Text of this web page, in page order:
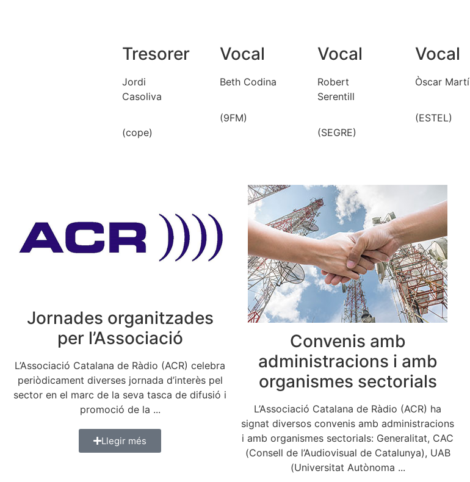
Tresorer
Jordi
Casoliva
(cope)
Vocal
Beth Codina
(9FM)
Vocal
Robert
Serentill
(SEGRE)
Vocal
Òscar Martí
(ESTEL)
Jornades organitzades
per l’Associació
L’Associació Catalana de Ràdio (ACR) celebra
periòdicament diverses jornada d’interès pel
sector en el marc de la seva tasca de difusió i
promoció de la ...
Llegir més
Convenis amb
administracions i amb
organismes sectorials
L’Associació Catalana de Ràdio (ACR) ha
signat diversos convenis amb administracions
i amb organismes sectorials: Generalitat, CAC
(Consell de l’Audiovisual de Catalunya), UAB
(Universitat Autònoma ...